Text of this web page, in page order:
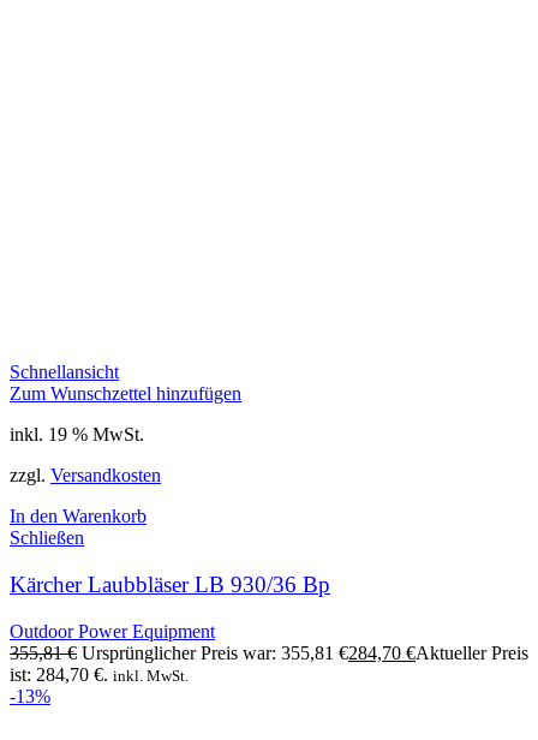
Schnellansicht
Zum Wunschzettel hinzufügen
inkl. 19 % MwSt.
zzgl. Versandkosten
In den Warenkorb
Schließen
Kärcher Laubbläser LB 930/36 Bp
Outdoor Power Equipment
355,81€ Ursprünglicher Preis war: 355,81 €284,70 €Aktueller Preis
ist: 284,70 €. inkl. MwSt.
-13%